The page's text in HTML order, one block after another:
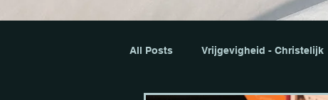
All Posts Vrijgevigheid - Christelijk